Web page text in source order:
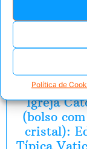
Política de
Igreja
(bolso
cristal):
Típica